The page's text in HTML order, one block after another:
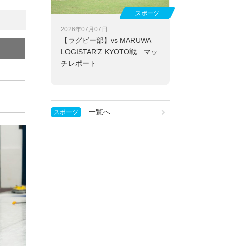
2026年07月07日
【ラグビー部】vs MARUWA
LOGISTAR’Z KYOTO戦 マッ
チレポート
スポーツ
スポーツ 一覧へ